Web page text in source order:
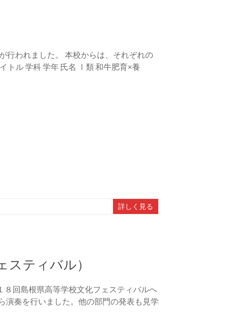
行われました。 本校からは、それぞれの
トル 学科 学年 氏名 Ⅰ類 和牛肥育×養
詳しく見る
スティバル）
回島根県高等学校文化フェスティバルへ
演奏を行いました。他の部門の発表も見学